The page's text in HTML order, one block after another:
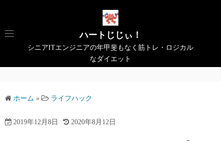
テ
キ
プ
ハートじじぃ！
シニアITエンジニアの年甲斐もなく筋トレ・ロジカル
なダイエット
ホーム » ライフハック
2019年12月8日 2020年8月12日